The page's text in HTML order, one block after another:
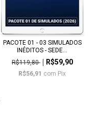
PACOTE 01 - 03 SIMULADOS
INÉDITOS - SEDE...
R$119,80
R$59,90
R$56,91 com Pix